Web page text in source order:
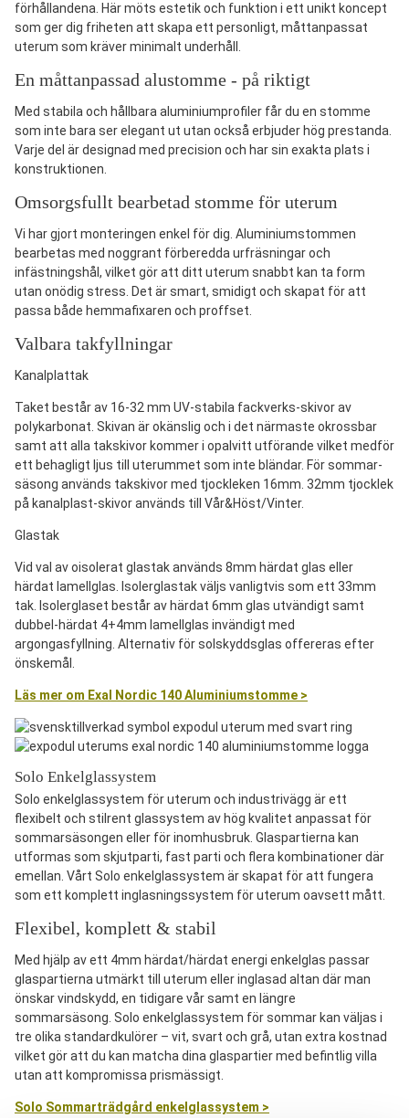
förhållandena. Här möts estetik och funktion i ett unikt koncept
som ger dig friheten att skapa ett personligt, måttanpassat
uterum som kräver minimalt underhåll.
En måttanpassad alustomme - på riktigt
Med stabila och hållbara aluminiumprofiler får du en stomme
som inte bara ser elegant ut utan också erbjuder hög prestanda.
Varje del är designad med precision och har sin exakta plats i
konstruktionen.
Omsorgsfullt bearbetad stomme för uterum
Vi har gjort monteringen enkel för dig. Aluminiumstommen
bearbetas med noggrant förberedda urfräsningar och
infästningshål, vilket gör att ditt uterum snabbt kan ta form
utan onödig stress. Det är smart, smidigt och skapat för att
passa både hemmafixaren och proffset.
Valbara takfyllningar
Kanalplattak
Taket består av 16-32 mm UV-stabila fackverks-skivor av
polykarbonat. Skivan är okänslig och i det närmaste okrossbar
samt att alla takskivor kommer i opalvitt utförande vilket medför
ett behagligt ljus till uterummet som inte bländar. För sommar-
säsong används takskivor med tjockleken 16mm. 32mm tjocklek
på kanalplast-skivor används till Vår&Höst/Vinter.
Glastak
Vid val av oisolerat glastak används 8mm härdat glas eller
härdat lamellglas. Isolerglastak väljs vanligtvis som ett 33mm
tak. Isolerglaset består av härdat 6mm glas utvändigt samt
dubbel-härdat 4+4mm lamellglas invändigt med
argongasfyllning. Alternativ för solskyddsglas offereras efter
önskemål.
Läs mer om Exal Nordic 140 Aluminiumstomme >
Solo Enkelglassystem
Solo enkelglassystem för uterum och industrivägg är ett
flexibelt och stilrent glassystem av hög kvalitet anpassat för
sommarsäsongen eller för inomhusbruk. Glaspartierna kan
utformas som skjutparti, fast parti och flera kombinationer där
emellan. Vårt Solo enkelglassystem är skapat för att fungera
som ett komplett inglasningssystem för uterum oavsett mått.
Flexibel, komplett & stabil
Med hjälp av ett 4mm härdat/härdat energi enkelglas passar
glaspartierna utmärkt till uterum eller inglasad altan där man
önskar vindskydd, en tidigare vår samt en längre
sommarsäsong. Solo enkelglassystem för sommar kan väljas i
tre olika standardkulörer – vit, svart och grå, utan extra kostnad
vilket gör att du kan matcha dina glaspartier med befintlig villa
utan att kompromissa prismässigt.
Solo Sommarträdgård enkelglassystem >